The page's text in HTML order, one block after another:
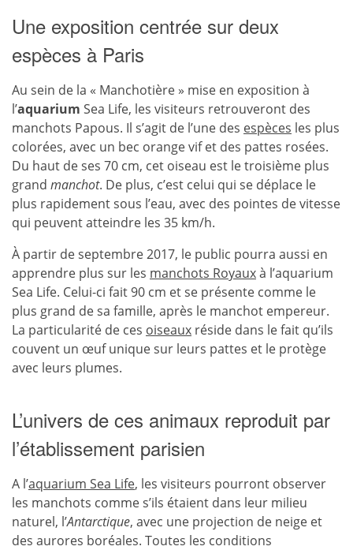
Une exposition centrée sur deux
espèces à Paris
Au sein de la « Manchotière » mise en exposition à
l’aquarium Sea Life, les visiteurs retrouveront des
manchots Papous. Il s’agit de l’une des espèces les plus
colorées, avec un bec orange vif et des pattes rosées.
Du haut de ses 70 cm, cet oiseau est le troisième plus
grand manchot. De plus, c’est celui qui se déplace le
plus rapidement sous l’eau, avec des pointes de vitesse
qui peuvent atteindre les 35 km/h.
À partir de septembre 2017, le public pourra aussi en
apprendre plus sur les manchots Royauxà l’aquarium
Sea Life. Celui-ci fait 90 cm et se présente comme le
plus grand de sa famille, après le manchot empereur.
La particularité de ces oiseaux réside dans le fait qu’ils
couvent un œuf unique sur leurs pattes et le protège
avec leurs plumes.
L’univers de ces animaux reproduit par
l’établissement parisien
A l’aquarium Sea Life, les visiteurs pourront observer
les manchots comme s’ils étaient dans leur milieu
naturel, l’Antarctique, avec une projection de neige et
des aurores boréales. Toutes les conditions